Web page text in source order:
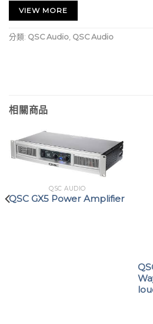
USB）和16個輸出提供了出色的
種應用。先進的功能，例如A類麥
和房間調諧嚮導，兩個實時分析儀
TouchMix的觸摸和旋轉界面允許
能和顯示通過Wi-Fi通過iOS或
攜式，無線連接以及調音台功能的
憑藉固件版本2.0，TouchMix-30
推子庫，每個推子庫有8個通道，
用程序提供了通用的個性化通道
帶有電動推子的某些第三方控製
作模式：連接到控製表面的
與控製表面配對並通過Wi-Fi連
合器的iOS平板電腦。補充的新通
VIEW MORE
分類: QSC Audio, QSC Audio
相關商品
QSC AUDIO
QSC GX5 Power Amplifier